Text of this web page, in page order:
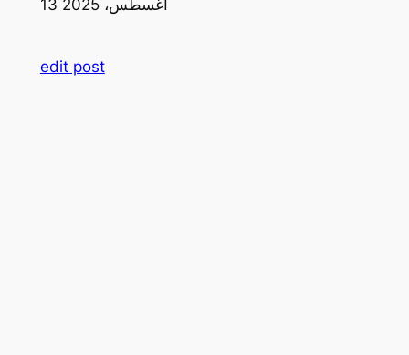
13 أغسطس، 2025
edit post